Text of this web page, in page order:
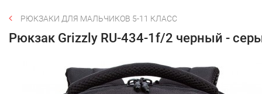
РЮКЗАКИ ДЛЯ МАЛЬЧИКОВ 5-11 КЛАСС
Рюкзак Grizzly RU-434-1f/2 черный -